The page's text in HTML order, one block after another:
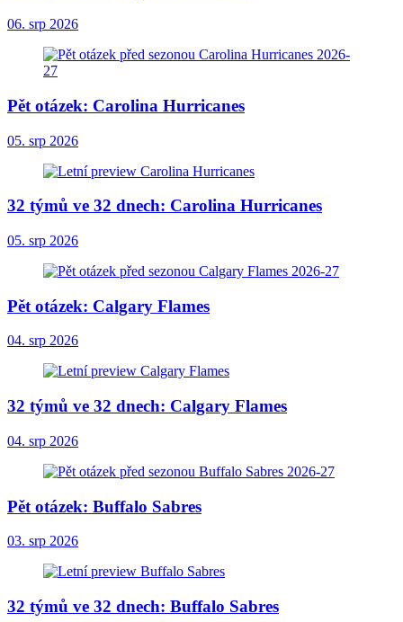
06. srp 2026
Pět otázek: Carolina Hurricanes
05. srp 2026
32 týmů ve 32 dnech: Carolina Hurricanes
05. srp 2026
Pět otázek: Calgary Flames
04. srp 2026
32 týmů ve 32 dnech: Calgary Flames
04. srp 2026
Pět otázek: Buffalo Sabres
03. srp 2026
32 týmů ve 32 dnech: Buffalo Sabres